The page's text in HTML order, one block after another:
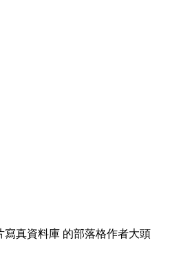
寫真資料庫 的部落格作者大頭